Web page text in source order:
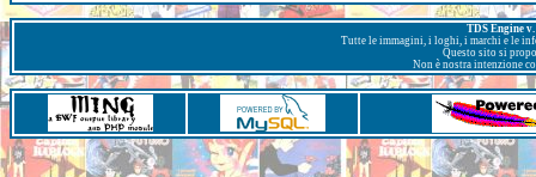
TDS Engine
Tutte le immagini, i loghi, i marchi e le
Questo sito si
Non è nostra intenzione